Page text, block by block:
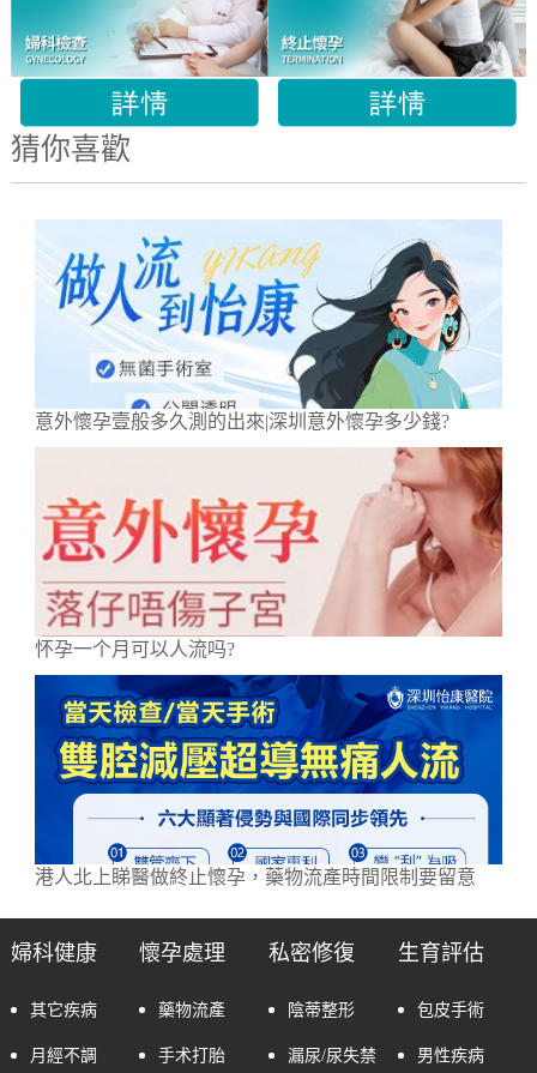
猜你喜歡
意外懷孕壹般多久測的出來|深圳意外懷孕多少錢?
怀孕一个月可以人流吗?
港人北上睇醫做終止懷孕，藥物流產時間限制要留意
婦科健康
其它疾病
月經不調
懷孕處理
藥物流產
手术打胎
私密修復
陰蒂整形
漏尿/尿失禁
生育評估
包皮手術
男性疾病